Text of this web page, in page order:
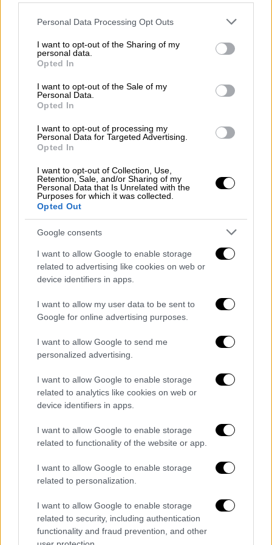
Please note that this website/app uses one or more Google
not limited to your visit or usage behaviour. You may click to
grant or deny consent to Google and its third-party tags to
use your data for below specified purposes in below Google
consent section.
Personal Data Processing Opt Outs
I want to opt-out of the Sharing of my
personal data.
Opted In
I want to opt-out of the Sale of my
Personal Data.
Opted In
I want to opt-out of processing my
Personal Data for Targeted Advertising.
Opted In
I want to opt-out of Collection, Use,
Retention, Sale, and/or Sharing of my
Personal Data that Is Unrelated with the
Purposes for which it was collected.
Opted Out
Google consents
I want to allow Google to enable storage
related to advertising like cookies on web or
device identifiers in apps.
I want to allow my user data to be sent to
Google for online advertising purposes.
I want to allow Google to send me
personalized advertising.
I want to allow Google to enable storage
related to analytics like cookies on web or
device identifiers in apps.
I want to allow Google to enable storage
related to functionality of the website or app.
I want to allow Google to enable storage
related to personalization.
I want to allow Google to enable storage
related to security, including authentication
functionality and fraud prevention, and other
«Δυστυχώς ακόμα ένας αγαπημένος μας
91 του ο Τάκης Παναγόπουλος, ένας
αθόρυβος και ακάματος ηθοποιός με
σημαντική πορεία στο θέατρο και με
δεκάδες χαρακτηριστικούς ρόλους στον
ελληνικό κινηματογράφο και την τηλεόραση.
Ένας αγωνιστής, εργάτης του θεάτρου και
πολιτικοποιημένος άνθρωπος. Η κηδεία του